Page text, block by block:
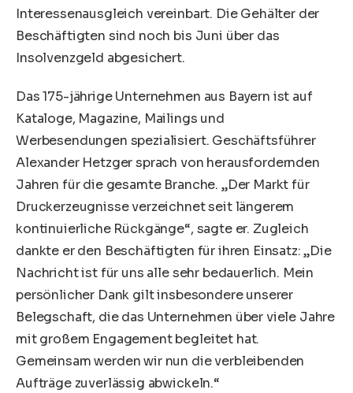
Interessenausgleich vereinbart. Die Gehälter der
Beschäftigten sind noch bis Juni über das
Insolvenzgeld abgesichert.
Das 175-jährige Unternehmen aus Bayern ist auf
Kataloge, Magazine, Mailings und
Werbesendungen spezialisiert. Geschäftsführer
Alexander Hetzger sprach von herausfordernden
Jahren für die gesamte Branche. „Der Markt für
Druckerzeugnisse verzeichnet seit längerem
kontinuierliche Rückgänge“, sagte er. Zugleich
dankte er den Beschäftigten für ihren Einsatz: „Die
Nachricht ist für uns alle sehr bedauerlich. Mein
persönlicher Dank gilt insbesondere unserer
Belegschaft, die das Unternehmen über viele Jahre
mit großem Engagement begleitet hat.
Gemeinsam werden wir nun die verbleibenden
Aufträge zuverlässig abwickeln.“